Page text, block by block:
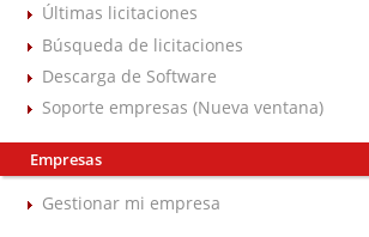
Últimas licitaciones
Búsqueda de licitaciones
Descarga de Software
Soporte empresas (Nueva ventana)
Empresas
Gestionar mi empresa